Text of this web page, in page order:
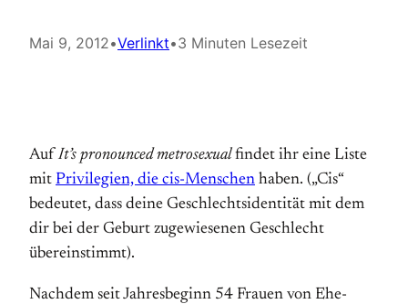
Mai 9, 2012•Verlinkt•3 Minuten Lesezeit
Auf It’s pronounced metrosexualfindet ihr eine Liste
mit Privilegien, die cis-Menschen haben. („Cis“
bedeutet, dass deine Geschlechts­identität mit dem
dir bei der Geburt zugewiesenen Geschlecht
überein­stimmt).
Nachdem seit Jahresbeginn 54 Frauen von Ehe­